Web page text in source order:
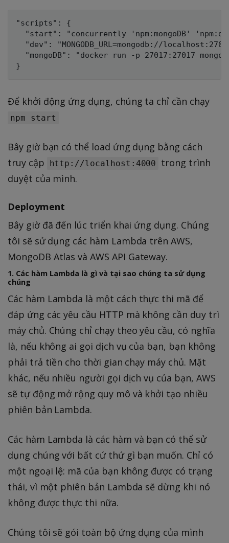
"scripts": {
"start": "concurrently 'npm:mongoDB'
"dev": "MONGODB_URL=mongodb://
  "mongoDB": "docker run -p 27017:27017 mongo"
Để khởi động ứng dụng, chúng ta chỉ cần chạy
npm start
Bây giờ bạn có thể load ứng dụng bằng cách
truy cập
http://localhost:4000
trong trình
duyệt của mình.
Deployment
Bây giờ đã đến lúc triển khai ứng dụng. Chúng
tôi sẽ sử dụng các hàm Lambda trên AWS,
MongoDB Atlas và AWS API Gateway.
1. Các hàm Lambda là gì và tại sao chúng ta sử dụng
chúng
Các hàm Lambda là một cách thực thi mã để
đáp ứng các yêu cầu HTTP mà không cần duy trì
máy chủ. Chúng chỉ chạy theo yêu cầu, có nghĩa
là, nếu không ai gọi dịch vụ của bạn, bạn không
phải trả tiền cho thời gian chạy máy chủ. Mặt
khác, nếu nhiều người gọi dịch vụ của bạn, AWS
sẽ tự động mở rộng quy mô và khởi tạo nhiều
phiên bản Lambda.
Các hàm Lambda là các hàm và bạn có thể sử
dụng chúng với bất cứ thứ gì bạn muốn. Chỉ có
một ngoại lệ: mã của bạn không được có trạng
thái, vì một phiên bản Lambda sẽ dừng khi nó
không được thực thi nữa.
Chúng tôi sẽ gói toàn bộ ứng dụng của mình